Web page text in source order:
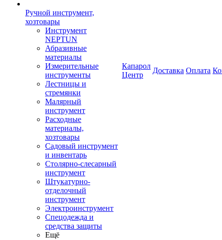
Ручной инструмент,
хозтовары
Инструмент
NEPTUN
Абразивные
материалы
Измерительные
инструменты
Лестницы и
стремянки
Малярный
инструмент
Расходные
материалы,
хозтовары
Садовый инструмент
и инвентарь
Столярно-слесарный
инструмент
Штукатурно-
отделочный
инструмент
Электроинструмент
Спецодежда и
средства защиты
Ещё
Капарол
Центр
Доставка Оплата